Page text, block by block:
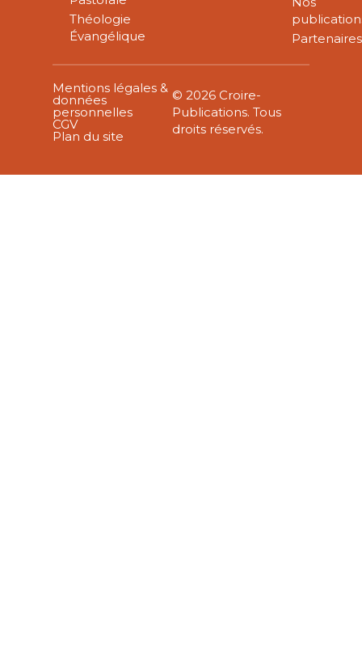
Théologie
Évangélique
Partenaires
Mentions légales &
données
personnelles
CGV
Plan du site
© 2026 Croire-
Publications. Tous
droits réservés.